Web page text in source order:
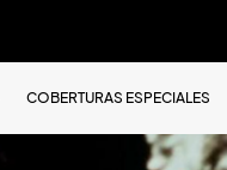
COBERTURAS ESPECIALES